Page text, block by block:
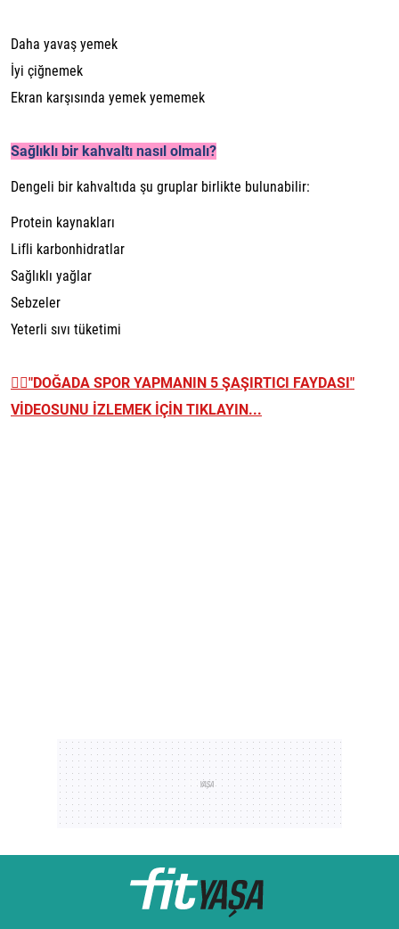
Daha yavaş yemek
İyi çiğnemek
Ekran karşısında yemek yememek
Sağlıklı bir kahvaltı nasıl olmalı?
Dengeli bir kahvaltıda şu gruplar birlikte bulunabilir:
Protein kaynakları
Lifli karbonhidratlar
Sağlıklı yağlar
Sebzeler
Yeterli sıvı tüketimi
👉🏼"DOĞADA SPOR YAPMANIN 5 ŞAŞIRTICI FAYDASI"
VİDEOSUNU İZLEMEK İÇİN TIKLAYIN...